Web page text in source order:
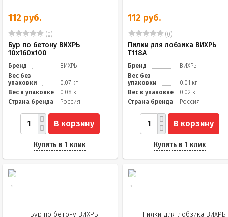
112 руб.
(0)
Бур по бетону ВИХРЬ
10x160x100
Бренд
ВИХРЬ
Вес без
упаковки
0.07 кг
Вес в упаковке
0.08 кг
Страна бренда
Россия
В корзину
Купить в 1 клик
112 руб.
(0)
Пилки для лобзика ВИХРЬ
Т118A
Бренд
ВИХРЬ
Вес без
упаковки
0.01 кг
Вес в упаковке
0.02 кг
Страна бренда
Россия
В корзину
Купить в 1 клик